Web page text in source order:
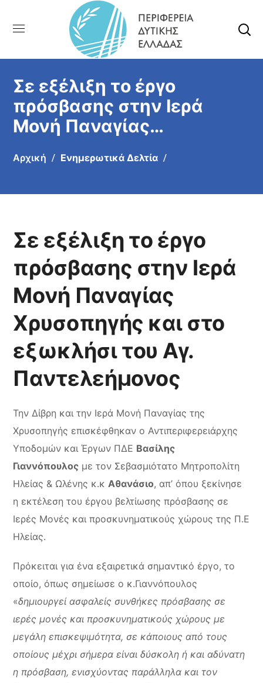
Σε εξέλιξη το έργο
πρόσβασης στην Ιερά
Μονή Παναγίας
εξωκλήσι του Αγ.
Αρχική Ενημερωτικά Δελτία
Σε εξέλιξη το έργο
πρόσβασης στην Ιερά
Μονή Παναγίας
Χρυσοπηγής και στο
εξωκλήσι του Αγ.
Παντελεήμονος
Την Δίβρη και την Ιερά Μονή Παναγίας της
Χρυσοπηγής επισκέφθηκαν ο Αντιπεριφερειάρχης
Υποδομών και Έργων ΠΔΕ Βασίλης
Γιαννόπουλος με τον Σεβασμιότατο Μητροπολίτη
Ηλείας & Ωλένης κ.κΑθανάσιο, απ’ όπου ξεκίνησε
η εκτέλεση του έργου βελτίωσης πρόσβασης σε
Ιερές Μονές και προσκυνηματικούς χώρους της Π.Ε
Ηλείας.
Πρόκειται για ένα εξαιρετικά σημαντικό έργο, το
οποίο, όπως σημείωσε ο κ.Γιαννόπουλος
«δημιουργεί ασφαλείς συνθήκες πρόσβασης σε
ιερές μονές και προσκυνηματικούς χώρους με
μεγάλη επισκεψιμότητα, σε κάποιους από τους
οποίους μέχρι σήμερα είναι δύσκολη ή και αδύνατη
η πρόσβαση, ενισχύοντας παράλληλα και τον